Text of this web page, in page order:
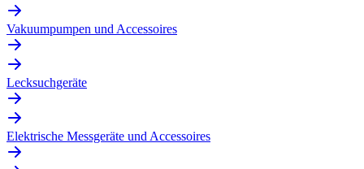
Vakuumpumpen und Accessoires
Lecksuchgeräte
Elektrische Messgeräte und Accessoires